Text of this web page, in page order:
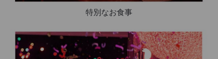
特別なお食事